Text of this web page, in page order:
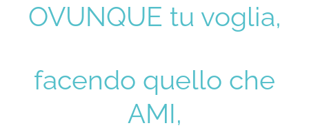
OVUNQUE tu voglia,
facendo quello che
AMI,